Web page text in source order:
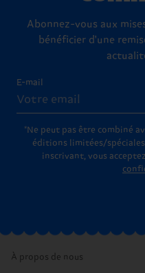
Abonnez-vous aux
bénéficier d'une
E-mail
*Ne peut pas être combiné
éditions limitées/
inscrivant, vous
À propos de nous